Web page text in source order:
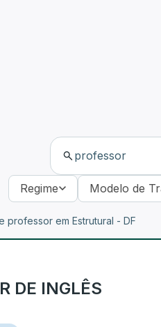
Regime Modelo de
professor em Estrutural - DF
DE INGLÊS